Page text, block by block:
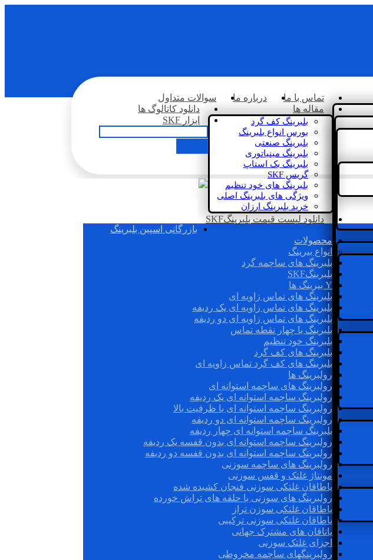
تماس با ما درباره ما
سوالات متداول
مقاله ها
بلبرینگ کف گرد
بورس انواع بلبرینگ
بلبرینگ صنعتی
بلبرینگ مینیاتوری
بلبرینگ بک استاپ
گریس SKF
بلبرینگ های خود تنظیم
ویژگی های بلبرینگ اصلی
خرید بلبرینگ ارزان
دانلود کاتالوگ ها
ابزار SKF
دانلود لیست قیمت بلبرینگSKF
بازرگانی اسپین بلبرینگ
محصولات
انواع بیرینگ
بلبرینگ های ساچمه گرد
بلبرینگSKF
Y بیرینگ ها
بلبرینگ های تماس زاویه ای
بلبرینگ های تماس زاویه ای یک ردیفه
بلبرینگ های تماس زاویه ای دو ردیفه
بلبرینگ با چهار نقطه تماس
بلبرینگ خود تنظیم
بلبرینگ های کف گرد
بلبرینگ های کف گرد تماس زاویه ای
رولبرینگ ها
رولبرینگ های ساچمه استوانه ای
رولبرینگ ساچمه استوانه ای یک ردیفه
رولبرینگ ساچمه استوانه ای با ظرفیت بالا
رولبرینگ ساچمه استوانه ای دو ردیفه
بلبرینگ ساچمه استوانه ای چهار ردیفه
رولبرینگ ساچمه استوانه ای بدون قفسه یک ردیفه
رولبرینگ ساچمه استوانه ای بدون قفسه دو ردیفه
رولبرینگ های ساچمه سوزنی
مونتاژ غلتک و قفس سوزنی
یاطاقان غلتکی سوزنی فنجان کشیده شده
رولبرینگ های سوزنی با حلقه های تراش خورده
یاطاقان غلتکی سوزن تراز
یاطاقان غلتکی سوزنی ترکیبی
یاتاقان های مشترک جهانی
اجزای غلتک سوزنی
رولبرینگهای ساچمه مخروطی